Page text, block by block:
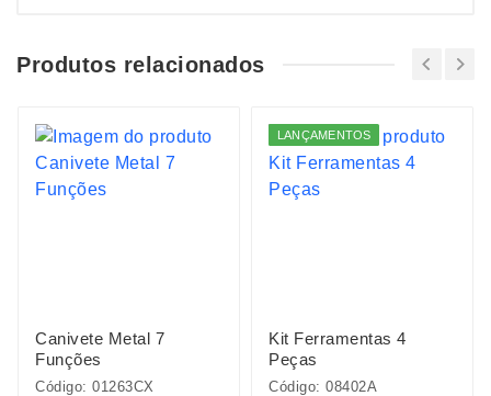
Produtos relacionados
Canivete Metal 7
Funções
Código: 01263CX
LANÇAMENTOS
Kit Ferramentas 4
Peças
Código: 08402A